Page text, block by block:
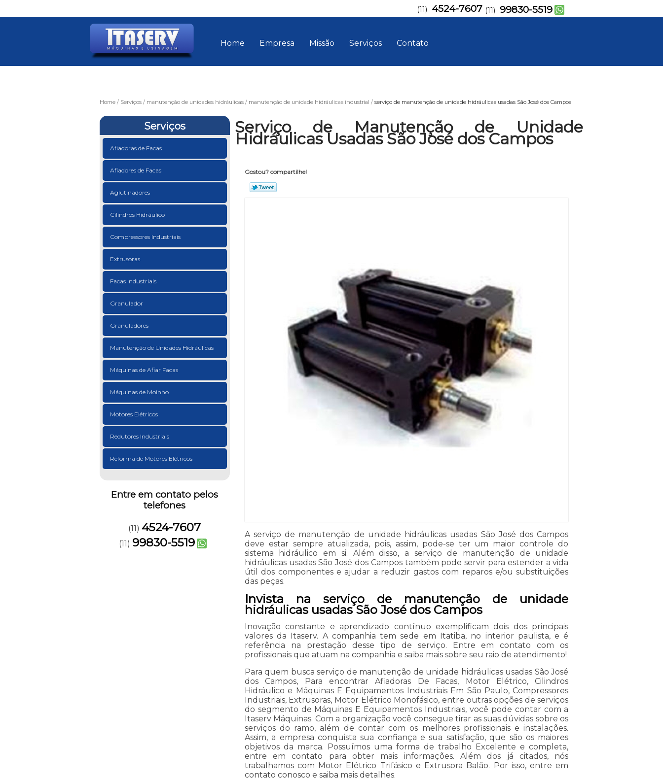
Home Empresa Missão Serviços Contato
(11) 4524-7607 (11) 99830-5519
Home Serviços manutenção de unidades hidráulicas manutenção de unidade hidráulicas industrial serviço de manutenção de unidade hidráulicas usadas São José dos Campos
Serviços
Afiadoras de Facas
Afiadores de Facas
Aglutinadores
Cilindros Hidráulico
Compressores Industriais
Extrusoras
Facas Industriais
Granulador
Granuladores
Manutenção de Unidades Hidráulicas
Máquinas de Afiar Facas
Máquinas de Moinho
Motores Elétricos
Redutores Industriais
Reforma de Motores Elétricos
Entre em contato pelos
telefones
(11) 4524-7607
(11) 99830-5519
Serviço de Manutenção de Unidade
Hidráulicas Usadas São José dos Campos
Gostou? compartilhe!
A serviço de manutenção de unidade hidráulicas usadas São José dos Campos
deve estar sempre atualizada, pois, assim, pode-se ter um maior controle do
sistema hidráulico em si. Além disso, a serviço de manutenção de unidade
hidráulicas usadas São José dos Campos também pode servir para estender a vida
útil dos componentes e ajudar a reduzir gastos com reparos e/ou substituições
das peças.
Invista na serviço de manutenção de unidade
hidráulicas usadas São José dos Campos
Inovação constante e aprendizado contínuo exemplificam dois dos principais
valores da Itaserv. A companhia tem sede em Itatiba, no interior paulista, e é
referência na prestação desse tipo de serviço. Entre em contato com os
profissionais que atuam na companhia e saiba mais sobre seu raio de atendimento!
Para quem busca serviço de manutenção de unidade hidráulicas usadas São José
dos Campos, Para encontrar Afiadoras De Facas, Motor Elétrico, Cilindros
Hidráulico e Máquinas E Equipamentos Industriais Em São Paulo, Compressores
Industriais, Extrusoras, Motor Elétrico Monofásico, entre outras opções de serviços
do segmento de Máquinas E Equipamentos Industriais, você pode contar com a
Itaserv Máquinas. Com a organização você consegue tirar as suas dúvidas sobre os
serviços do ramo, além de contar com os melhores profissionais e instalações.
Assim, a empresa conquista sua confiança e sua satisfação, que são os maiores
objetivos da marca. Possuímos uma forma de trabalho Excelente e completa,
entre em contato para obter mais informações. Além dos já citados, nós
trabalhamos com Motor Elétrico Trifásico e Extrusora Balão. Por isso, entre em
contato conosco e saiba mais detalhes.